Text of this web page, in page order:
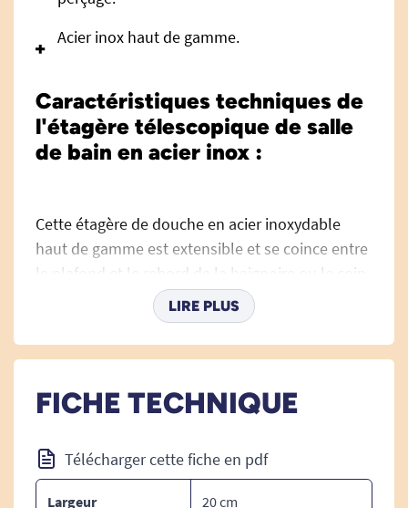
Acier inox haut de gamme.
Caractéristiques techniques de
l'étagère télescopique de salle
de bain en acier inox :
Cette étagère de douche en acier inoxydable
haut de gamme est extensible et se coince entre
le plafond et le rebord de la baignoire ou le coin
de la douche. Elle dispose de 4 tablettes, toute
réglables en hauteur. La tige principale est
télescopique de 56 à 275 cm ce qui rend le
n'importe quelle configuration de la douche ou
de la baignoire de votre salle de bain.
DIMENSIONS :
LIRE PLUS
FICHE TECHNIQUE
Télécharger cette fiche en pdf
Largeur 20 cm